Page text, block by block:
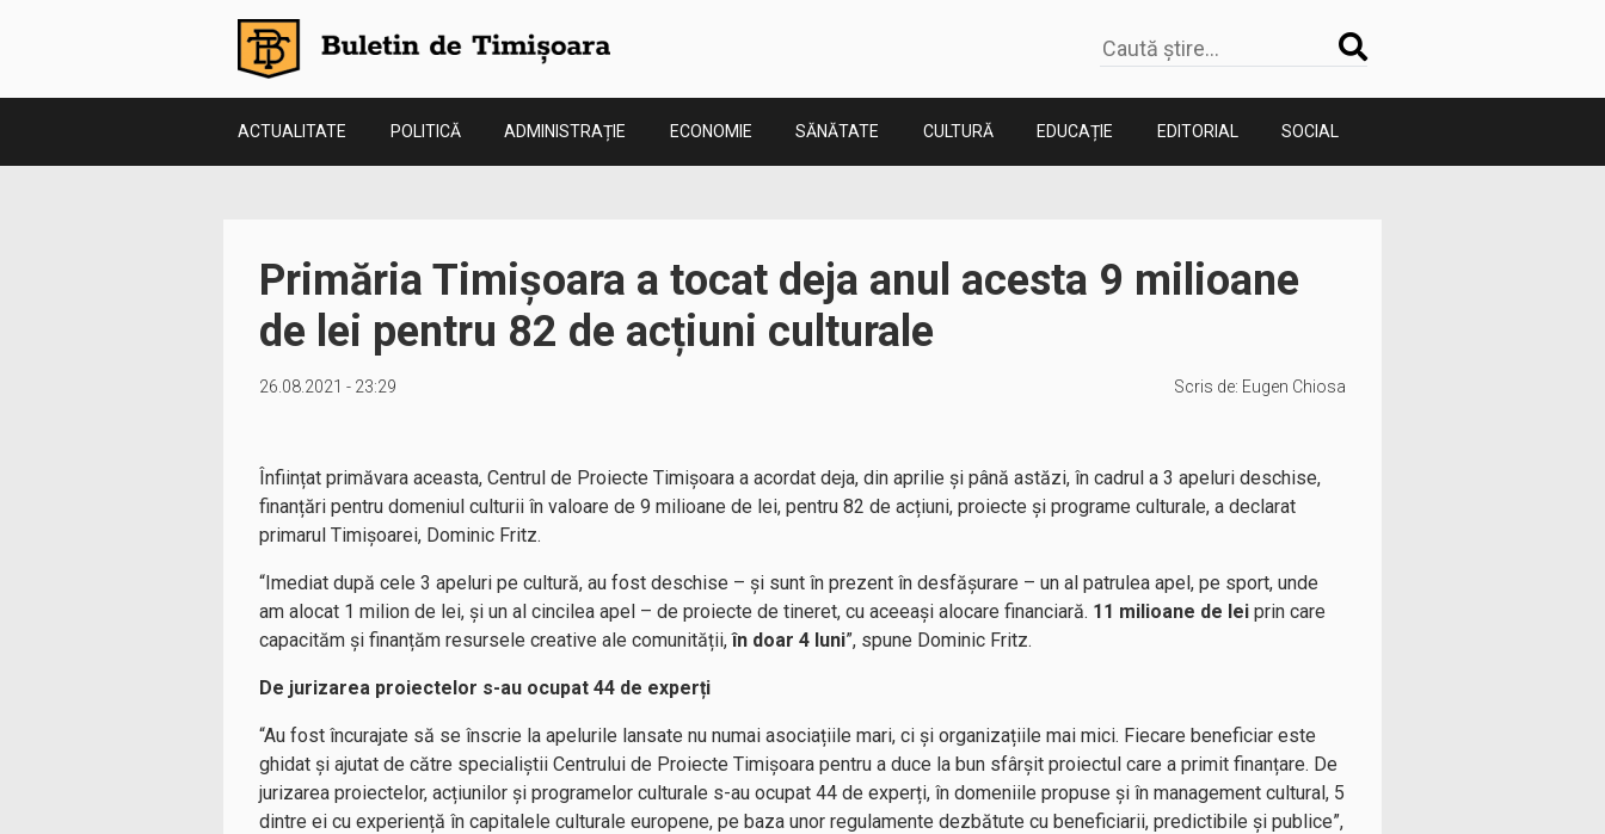
ACTUALITATE POLITICĂ ADMINISTRAȚIE ECONOMIE SĂNĂTATE CULTURĂ EDUCAȚIE EDITORIAL SOCIAL
Primăria Timișoara a tocat deja anul acesta 9 milioane
de lei pentru 82 de acțiuni culturale
26.08.2021 - 23:29 Scris de: Eugen Chiosa
Înființat primăvara aceasta, Centrul de Proiecte Timișoara a acordat deja, din aprilie și până astăzi, în cadrul a 3 apeluri deschise,
finanțări pentru domeniul culturii în valoare de 9 milioane de lei, pentru 82 de acțiuni, proiecte și programe culturale, a declarat
primarul Timișoarei, Dominic Fritz.
“Imediat după cele 3 apeluri pe cultură, au fost deschise – și sunt în prezent în desfășurare – un al patrulea apel, pe sport, unde
am alocat 1 milion de lei, și un al cincilea apel – de proiecte de tineret, cu aceeași alocare financiară. 11 milioane de lei prin care
capacităm și finanțăm resursele creative ale comunității,în doar 4 luni”, spune Dominic Fritz.
De jurizarea proiectelor s-au ocupat 44 de experți
“Au fost încurajate să se înscrie la apelurile lansate nu numai asociațiile mari, ci și organizațiile mai mici. Fiecare beneficiar este
ghidat și ajutat de către specialiștii Centrului de Proiecte Timișoara pentru a duce la bun sfârșit proiectul care a primit finanțare. De
jurizarea proiectelor, acțiunilor și programelor culturale s-au ocupat 44 de experți, în domeniile propuse și în management cultural, 5
dintre ei cu experiență în capitalele culturale europene, pe baza unor regulamente dezbătute cu beneficiarii, predictibile și publice”,